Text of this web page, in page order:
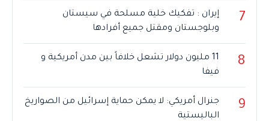
7
إيران : تفكيك خلية مسلحة في سيستان
وبلوجستان ومقتل جميع أفرادها
8
11 مليون دولار تشعل خلافاً بين مدن أمريكية و
فيفا
9
جنرال أمريكي: لا يمكن حماية إسرائيل من الصواريخ
الباليستية